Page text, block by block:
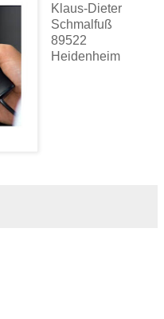
Klaus-Dieter
Schmalfuß
89522
Heidenheim